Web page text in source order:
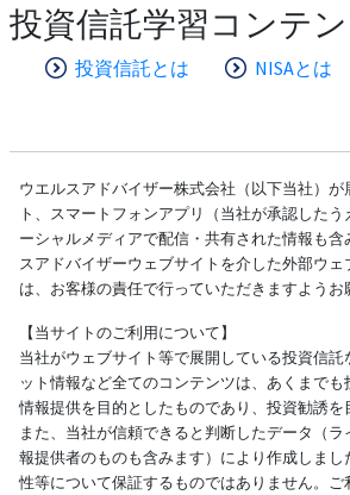
投資信託学習コンテ
投資信託とは NISAとは
ウエルスアドバイザー株式会社（以下当社）が
ト、スマートフォンアプリ（当社が承認したう
ーシャルメディアで配信・共有された情報も
スアドバイザーウェブサイトを介した外部ウ
は、お客様の責任で行っていただきますようお
【当サイトのご利用について】
当社がウェブサイト等で展開している投資信
ット情報など全てのコンテンツは、あくまで
情報提供を目的としたものであり、投資勧誘を
また、当社が信頼できると判断したデータ（
報提供者のものも含みます）により作成しま
性等について保証するものではありません。